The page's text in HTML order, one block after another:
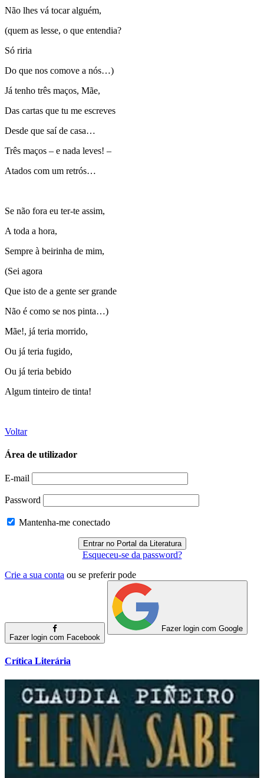
Não lhes vá tocar alguém,
(quem as lesse, o que entendia?
Só riria
Do que nos comove a nós…)
Já tenho três maços, Mãe,
Das cartas que tu me escreves
Desde que saí de casa…
Três maços – e nada leves! –
Atados com um retrós…
Se não fora eu ter-te assim,
A toda a hora,
Sempre à beirinha de mim,
(Sei agora
Que isto de a gente ser grande
Não é como se nos pinta…)
Mãe!, já teria morrido,
Ou já teria fugido,
Ou já teria bebido
Algum tinteiro de tinta!
Voltar
Área de utilizador
E-mail
Password
Mantenha-me conectado
Esqueceu-se da password?
Crie a sua conta ou se preferir pode
Fazer login com Facebook
Fazer login com Google
Crítica Literária